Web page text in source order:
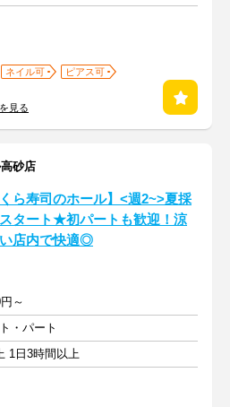
ネイル可
ピアス可
見る
砂店
くら寿司のホール】<週2~>夏採
タート★初パートも歓迎！涼
店内で快適◎
～
・パート
1日3時間以上